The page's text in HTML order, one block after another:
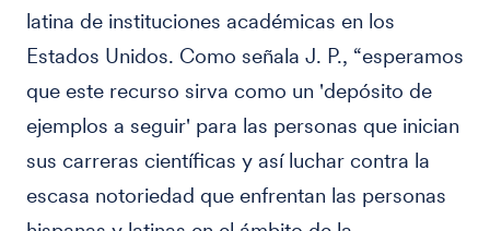
latina de instituciones académicas en los
Estados Unidos. Como señala J. P., “esperamos
que este recurso sirva como un 'depósito de
ejemplos a seguir' para las personas que inician
sus carreras científicas y así luchar contra la
escasa notoriedad que enfrentan las personas